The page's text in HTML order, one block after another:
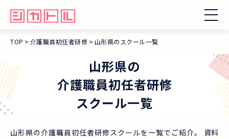
TOP 介護職員初任者研修 山形県のスクール一覧
山形県の
介護職員初任者研修
スクール一覧
山形県の介護職員初任者研修スクールを一覧でご紹介。 資料